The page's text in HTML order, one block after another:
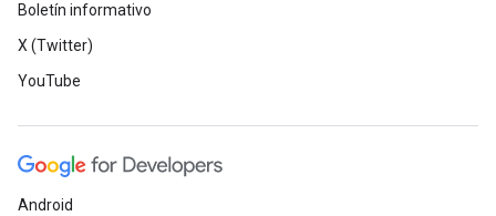
Boletín informativo
X (Twitter)
YouTube
Android